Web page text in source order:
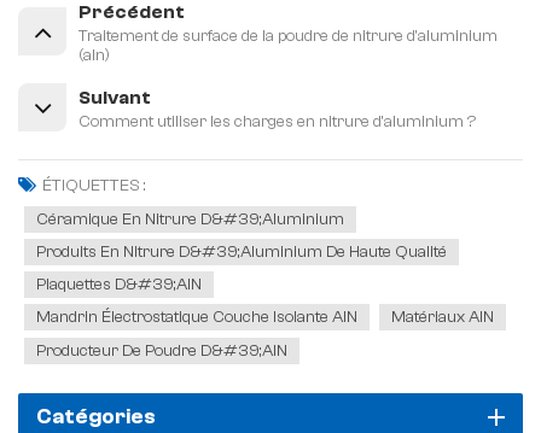
Précédent
Traitement de surface de la poudre de nitrure d'aluminium
(aln)
Suivant
Comment utiliser les charges en nitrure d'aluminium ?
ÉTIQUETTES :
Céramique En Nitrure D&#39;aluminium
Produits En Nitrure D&#39;aluminium De Haute Qualité
Plaquettes D&#39;AlN
Mandrin Électrostatique Couche Isolante AlN
Matériaux AlN
Producteur De Poudre D&#39;AlN
Catégories